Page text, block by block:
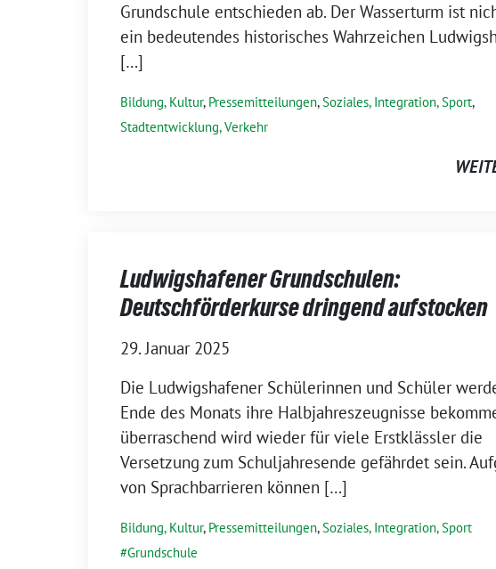
Grundschule entschieden ab. Der Wasserturm ist
ein bedeutendes historisches Wahrzeichen
[…]
Bildung, Kultur, Pressemitteilungen,Soziales, Integration, Sport,
Stadtentwicklung, Verkehr
Ludwigshafener Grundschulen:
Deutschförderkurse dringend aufstocken
29. Januar 2025
Die Ludwigshafener Schülerinnen und Schüler
Ende des Monats ihre Halbjahreszeugnisse
überraschend wird wieder für viele Erstklässler die
Versetzung zum Schuljahresende gefährdet sein.
von Sprachbarrieren können […]
Bildung, Kultur, Pressemitteilungen,Soziales, Integration, Sport
Grundschule